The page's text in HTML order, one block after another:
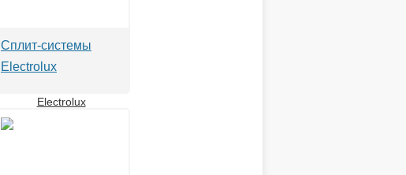
Сплит-системы
Electrolux